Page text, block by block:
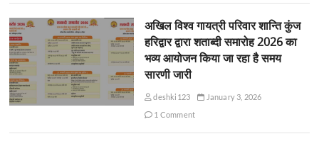
अखिल विश्व गायत्री परिवार शान्ति कुंज
हरिद्वार द्वारा शताब्दी समारोह 2026 का
भव्य आयोजन किया जा रहा है समय
सारणी जारी
deshki123
January 3, 2026
1 Comment